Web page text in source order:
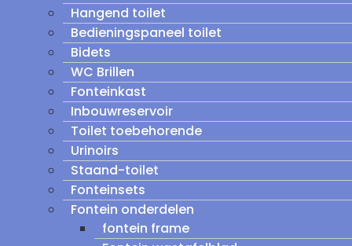
Hangend toilet
Bedieningspaneel toilet
Bidets
WC Brillen
Fonteinkast
Inbouwreservoir
Toilet toebehorende
Urinoirs
Staand-toilet
Fonteinsets
Fontein onderdelen
fontein frame